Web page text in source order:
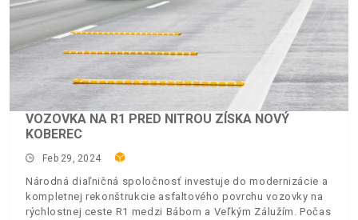
VOZOVKA NA R1 PRED NITROU ZÍSKA NOVÝ
KOBEREC
Feb 29, 2024
Národná diaľničná spoločnosť investuje do modernizácie a
kompletnej rekonštrukcie asfaltového povrchu vozovky na
rýchlostnej ceste R1 medzi Bábom a Veľkým Zálužím. Počas